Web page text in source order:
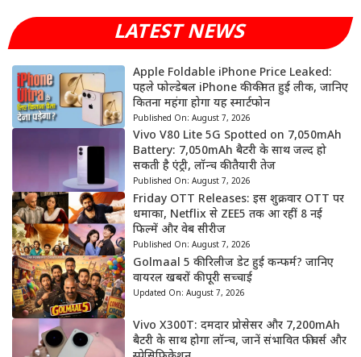
LATEST NEWS
Apple Foldable iPhone Price Leaked:
पहले फोल्डेबल iPhone की कीमत हुई लीक, जानिए
कितना महंगा होगा यह स्मार्टफोन
Published On: August 7, 2026
Vivo V80 Lite 5G Spotted on 7,050mAh
Battery: 7,050mAh बैटरी के साथ जल्द हो
सकती है एंट्री, लॉन्च की तैयारी तेज
Published On: August 7, 2026
Friday OTT Releases: इस शुक्रवार OTT पर
धमाका, Netflix से ZEE5 तक आ रहीं 8 नई
फिल्में और वेब सीरीज
Published On: August 7, 2026
Golmaal 5 की रिलीज डेट हुई कन्फर्म? जानिए
वायरल खबरों की पूरी सच्चाई
Updated On: August 7, 2026
Vivo X300T: दमदार प्रोसेसर और 7,200mAh
बैटरी के साथ होगा लॉन्च, जानें संभावित फीचर्स और